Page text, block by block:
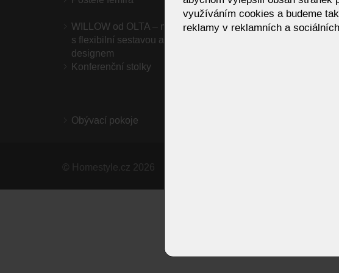
elegance a komfort v
WILLOW od OLTA – moderní pohovka
s flexibilní sestavou a nadčasovým
designem
1276
Konferenční stolky
Sedací souprava
Obývací pokoje
© Homestyle.cz 2026
využíváním cookies a budeme
reklamy v reklamních a